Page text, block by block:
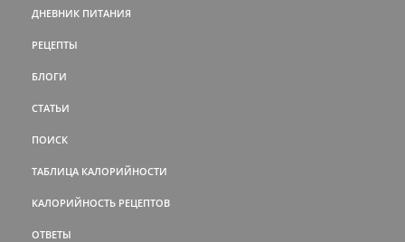
ДНЕВНИК ПИТАНИЯ
РЕЦЕПТЫ
БЛОГИ
СТАТЬИ
ПОИСК
ТАБЛИЦА КАЛОРИЙНОСТИ
КАЛОРИЙНОСТЬ РЕЦЕПТОВ
ОТВЕТЫ